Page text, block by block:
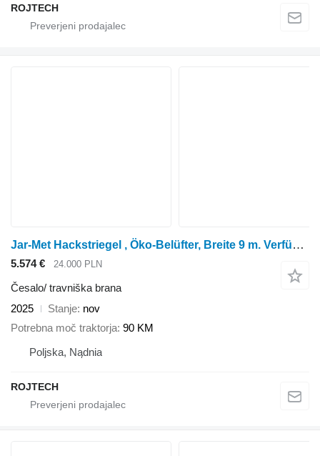
ROJTECH
Jar-Met Hackstriegel , Öko-Belüfter, Breite 9 m. Verfügbar
5.574 € 24.000 PLN
Česalo/ travniška brana
2025
Stanje nov
Potrebna moč traktorja 90 KM
Poljska, Nądnia
ROJTECH